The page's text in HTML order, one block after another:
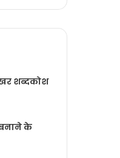
शब्दकोश
के